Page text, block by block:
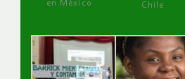
en México
Chile